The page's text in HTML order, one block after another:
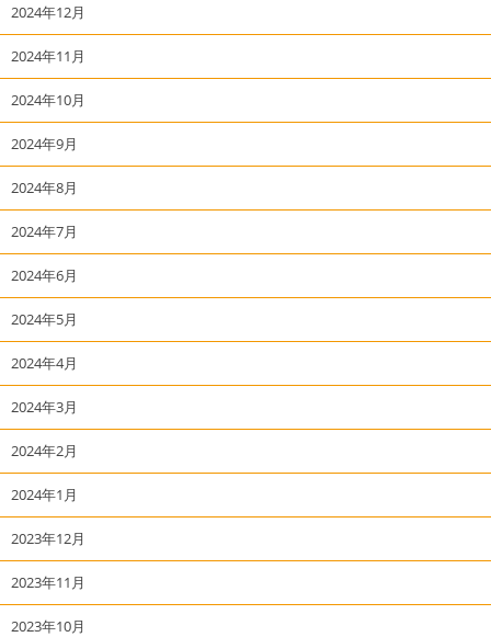
2024年12月
2024年11月
2024年10月
2024年9月
2024年8月
2024年7月
2024年6月
2024年5月
2024年4月
2024年3月
2024年2月
2024年1月
2023年12月
2023年11月
2023年10月